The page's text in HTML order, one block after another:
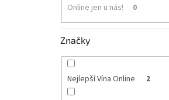
Online jen u nás! 0
Značky
Nejlepší Vína Online 2